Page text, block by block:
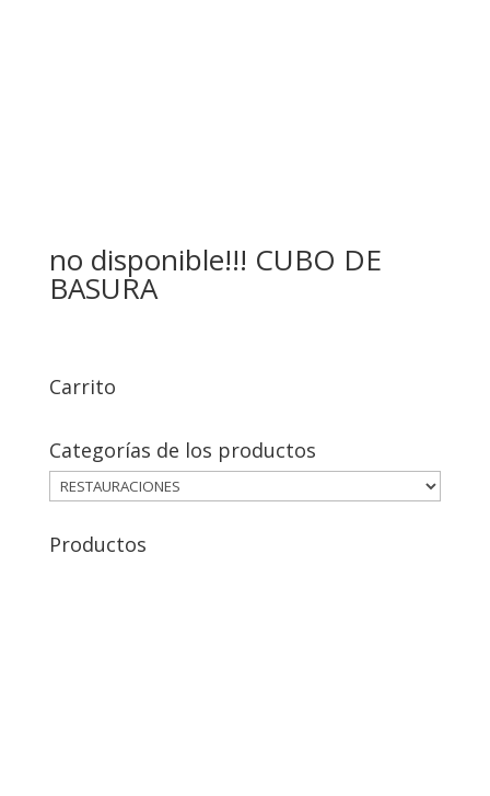
no disponible!!! CUBO DE
BASURA
Carrito
Categorías de los productos
Productos